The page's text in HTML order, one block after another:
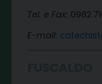
Tel. e Fax:
E-mail: